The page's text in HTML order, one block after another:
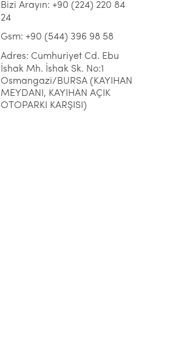
Bizi Arayın: +90 (224) 220 84
24
Gsm: +90 (544) 396 98 58
Adres: Cumhuriyet Cd. Ebu
İshak Mh. İshak Sk. No:1
Osmangazi/BURSA (KAYIHAN
MEYDANI, KAYIHAN AÇIK
OTOPARKI KARŞISI)